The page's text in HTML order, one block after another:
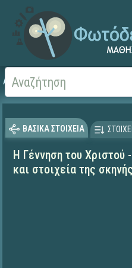
Αρχική
ΒΑΣΙΚΑ ΣΤΟΙΧΕΙΑ
Η Γέννηση του Χριστού
και στοιχεία της σκηνής